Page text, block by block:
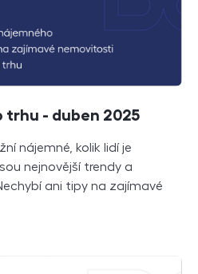
trhu - duben 2025
nájemné, kolik lidí je
nejnovější trendy a
ani tipy na zajímavé